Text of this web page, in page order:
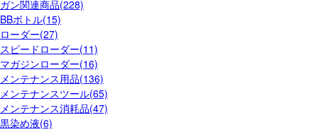
ガン関連商品(228)
BBボトル(15)
ローダー(27)
スピードローダー(11)
マガジンローダー(16)
メンテナンス用品(136)
メンテナンスツール(65)
メンテナンス消耗品(47)
黒染め液(6)